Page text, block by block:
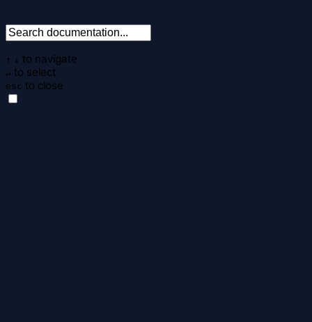
↑ ↓ to navigate
↵ to select
esc to close